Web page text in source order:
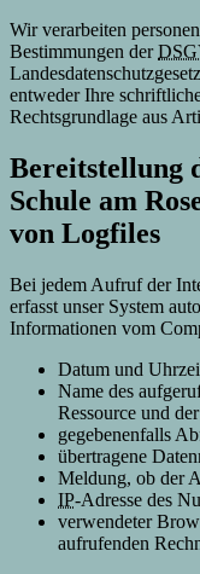
Wir verarbeiten
Bestimmungen der
entweder Ihre
Rechtsgrundlage aus
Bereitstellung
Schule am
von Logfiles
Bei jedem Aufruf der
erfasst unser System
Informationen vom
Datum und
Name des
Ressource und
gegebenenfalls
übertragene
Meldung, ob der
IP-Adresse des
verwendeter
aufrufenden